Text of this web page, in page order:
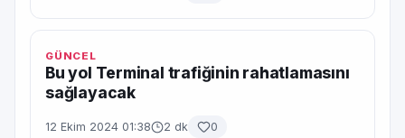
GÜNCEL
Bu yol Terminal trafiğinin rahatlamasını
sağlayacak
12 Ekim 2024 01:38 2 dk 0